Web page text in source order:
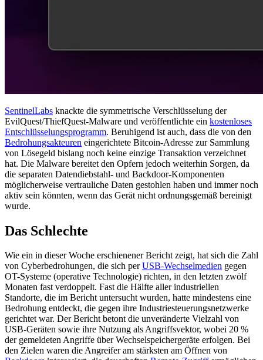
SentinelLabs knackte die symmetrische Verschlüsselung der
EvilQuest/ThiefQuest-Malware und veröffentlichte ein kostenloses
Entschlüsselungsprogramm. Beruhigend ist auch, dass die von den
Bedrohungsakteuren eingerichtete Bitcoin-Adresse zur Sammlung
von Lösegeld bislang noch keine einzige Transaktion verzeichnet
hat. Die Malware bereitet den Opfern jedoch weiterhin Sorgen, da
die separaten Datendiebstahl- und Backdoor-Komponenten
möglicherweise vertrauliche Daten gestohlen haben und immer noch
aktiv sein könnten, wenn das Gerät nicht ordnungsgemäß bereinigt
wurde.
Das Schlechte
Wie ein in dieser Woche erschienener Bericht zeigt, hat sich die Zahl
von Cyberbedrohungen, die sich perUSB-Wechselmedien gegen
OT-Systeme (operative Technologie) richten, in den letzten zwölf
Monaten fast verdoppelt. Fast die Hälfte aller industriellen
Standorte, die im Bericht untersucht wurden, hatte mindestens eine
Bedrohung entdeckt, die gegen ihre Industriesteuerungsnetzwerke
gerichtet war. Der Bericht betont die unveränderte Vielzahl von
USB-Geräten sowie ihre Nutzung als Angriffsvektor, wobei 20 %
der gemeldeten Angriffe über Wechselspeichergeräte erfolgen. Bei
den Zielen waren die Angreifer am stärksten am Öffnen von